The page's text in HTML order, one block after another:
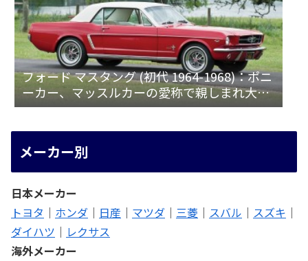
フォード マスタング (初代 1964-1968)：ポニ
ーカー、マッスルカーの愛称で親しまれ大ヒ
ット
メーカー別
日本メーカー
トヨタ ｜ ホンダ ｜ 日産 ｜ マツダ ｜ 三菱 ｜ スバル ｜ スズキ ｜
ダイハツ ｜ レクサス
海外メーカー